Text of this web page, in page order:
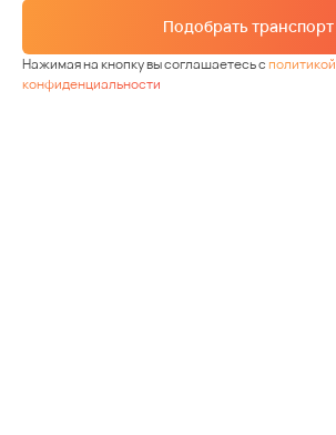
Подобрать транспорт
Нажимая на кнопку вы соглашаетесь сполитикой
конфиденциальности